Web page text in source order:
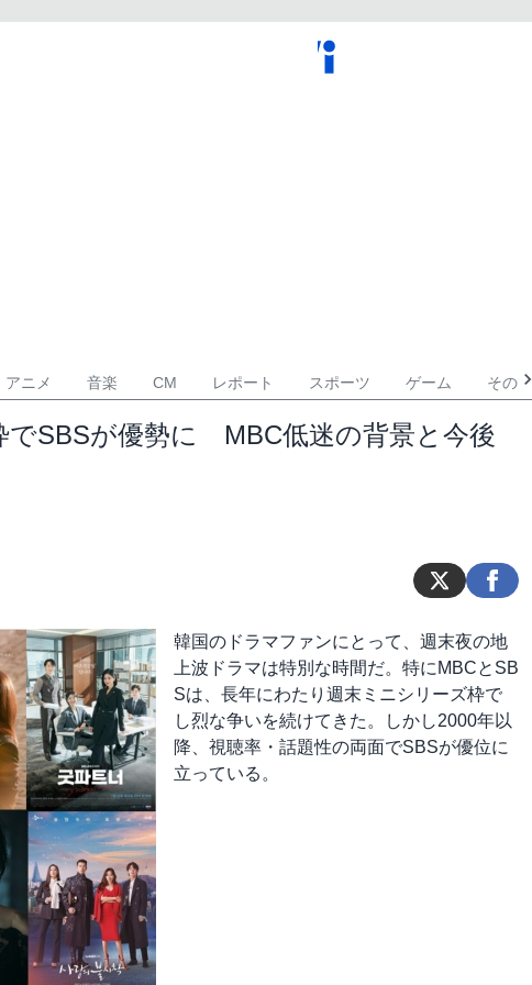
アニメ 音楽 CM レポート スポーツ ゲーム その他
でSBSが優勢に MBC低迷の背景と今後
韓国のドラマファンにとって、週末夜の地
上波ドラマは特別な時間だ。特にMBCとSB
Sは、長年にわたり週末ミニシリーズ枠で
し烈な争いを続けてきた。しかし2000年以
降、視聴率・話題性の両面でSBSが優位に
立っている。